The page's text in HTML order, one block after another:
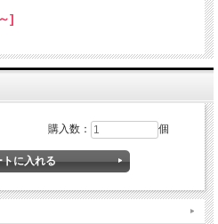
て
しております。
ボンが付いた有料のラッピングも承ってお
]
購入数： 個